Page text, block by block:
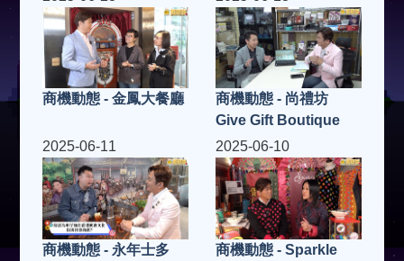
商機動態 - 金鳳大餐廳
商機動態 - 尚禮坊
Give Gift Boutique
2025-06-11
商機動態 - 永年士多
2025-06-10
商機動態 - Sparkle